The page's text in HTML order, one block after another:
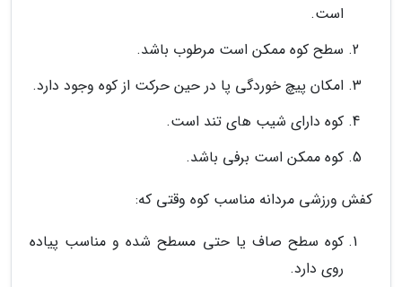
است.
سطح کوه ممکن است مرطوب باشد.
امکان پیچ خوردگی پا در حین حرکت از کوه وجود دارد.
کوه دارای شیب های تند است.
کوه ممکن است برفی باشد.
کفش ورزشی مردانه مناسب کوه وقتی که:
کوه سطح صاف یا حتی مسطح شده و مناسب پیاده
روی دارد.